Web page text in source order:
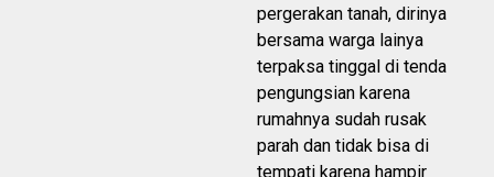
pergerakan tanah, dirinya
bersama warga lainya
terpaksa tinggal di tenda
pengungsian karena
rumahnya sudah rusak
parah dan tidak bisa di
tempati karena hampir